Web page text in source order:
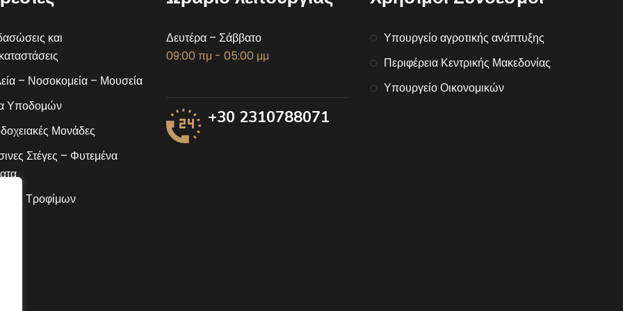
και
– Νοσοκομεία – Μουσεία
Υποδομών
Μονάδες
Στέγες – Φυτεμένα
Τροφίμων
Δευτέρα – Σάββατο
09:00 πμ - 05:00 μμ
+30 2310788071
Υπουργείο αγροτικής ανάπτυξης
Περιφέρεια Κεντρικής Μακεδονίας
Υπουργείο Οικονομικών